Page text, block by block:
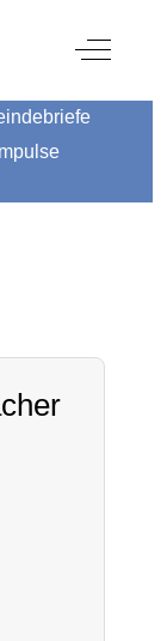
Off-